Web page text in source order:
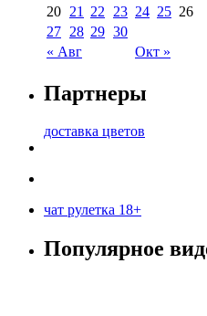
« Авг Окт »
20 21 22 23 24 25 26
27 28 29 30
Партнеры
доставка цветов
чат рулетка 18+
Популярное